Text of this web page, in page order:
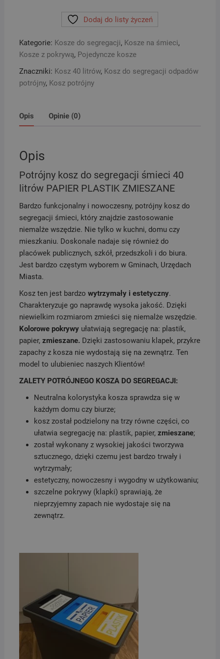
śmieci
40
litrów
PAPIER
Dodaj do listy życzeń
Kategorie: Kosze do segregacji, Kosze na śmieci,
Kosze z pokrywą, Pojedyncze kosze
Znaczniki: Kosz 40 litrów, Kosz do segregacji odpadów
potrójny, Kosz potrójny
Opis Opinie (0)
Opis
Potrójny kosz do segregacji śmieci 40
litrów PAPIER PLASTIK ZMIESZANE
Bardzo funkcjonalny i nowoczesny, potrójny kosz do
segregacji śmieci, który znajdzie zastosowanie
niemalże wszędzie. Nie tylko w kuchni, domu czy
mieszkaniu. Doskonale nadaje się również do
placówek publicznych, szkół, przedszkoli i do biura.
Jest bardzo częstym wyborem w Gminach, Urzędach
Miasta.
Kosz ten jest bardzo wytrzymały i estetyczny.
Charakteryzuje go naprawdę wysoka jakość. Dzięki
niewielkim rozmiarom zmieści się niemalże wszędzie.
Kolorowe pokrywyułatwiają segregację na: plastik,
papier, zmieszane. Dzięki zastosowaniu klapek, przykre
zapachy z kosza nie wydostają się na zewnątrz. Ten
model to ulubieniec naszych Klientów!
ZALETY POTRÓJNEGO KOSZA DO SEGREGACJI:
Neutralna kolorystyka kosza sprawdza się w
każdym domu czy biurze;
kosz został podzielony na trzy równe części, co
ułatwia segregację na: plastik, papier, zmieszane;
został wykonany z wysokiej jakości tworzywa
sztucznego, dzięki czemu jest bardzo trwały i
wytrzymały;
estetyczny, nowoczesny i wygodny w użytkowaniu;
szczelne pokrywy (klapki) sprawiają, że
nieprzyjemny zapach nie wydostaje się na
zewnątrz.